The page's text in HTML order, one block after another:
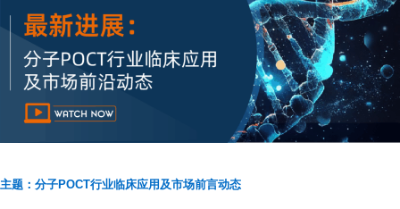
主题：分子POCT行业临床应用及市场前言动态